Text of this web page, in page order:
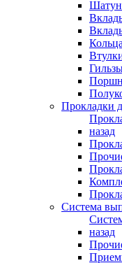
Прокладки
назад
Система
назад